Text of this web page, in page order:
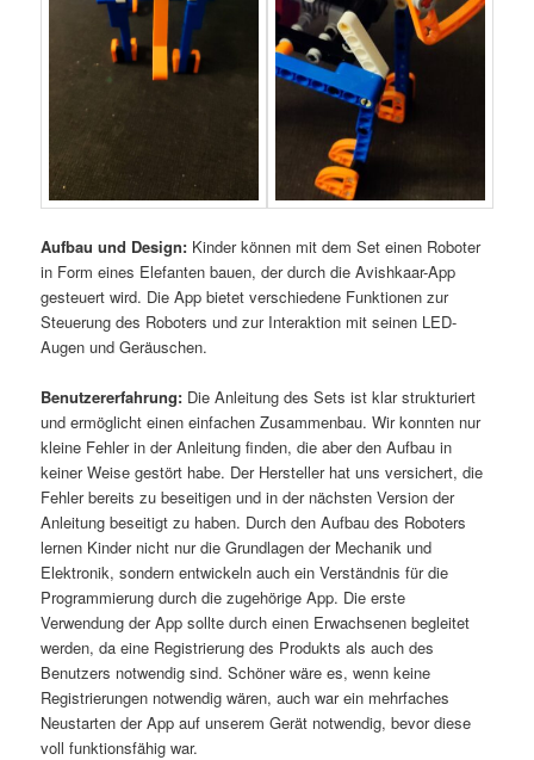
Aufbau und Design: Kinder können mit dem Set einen Roboter
in Form eines Elefanten bauen, der durch die Avishkaar-App
gesteuert wird. Die App bietet verschiedene Funktionen zur
Steuerung des Roboters und zur Interaktion mit seinen LED-
Augen und Geräuschen.
Benutzererfahrung: Die Anleitung des Sets ist klar strukturiert
und ermöglicht einen einfachen Zusammenbau. Wir konnten nur
kleine Fehler in der Anleitung finden, die aber den Aufbau in
keiner Weise gestört habe. Der Hersteller hat uns versichert, die
Fehler bereits zu beseitigen und in der nächsten Version der
Anleitung beseitigt zu haben. Durch den Aufbau des Roboters
lernen Kinder nicht nur die Grundlagen der Mechanik und
Elektronik, sondern entwickeln auch ein Verständnis für die
Programmierung durch die zugehörige App. Die erste
Verwendung der App sollte durch einen Erwachsenen begleitet
werden, da eine Registrierung des Produkts als auch des
Benutzers notwendig sind. Schöner wäre es, wenn keine
Registrierungen notwendig wären, auch war ein mehrfaches
Neustarten der App auf unserem Gerät notwendig, bevor diese
voll funktionsfähig war.